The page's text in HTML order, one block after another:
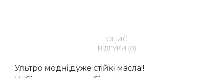
ОПИС
ВІДГУКИ (0)
Ультро моднi,дуже стiйкi масла!!